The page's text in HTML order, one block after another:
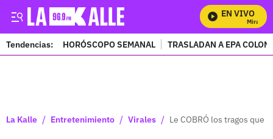
EN VIVO
Mira
Tendencias: HORÓSCOPO SEMANAL TRASLADAN A EPA
La Kalle / Entretenimiento / Virales / Le COBRÓ los tragos que